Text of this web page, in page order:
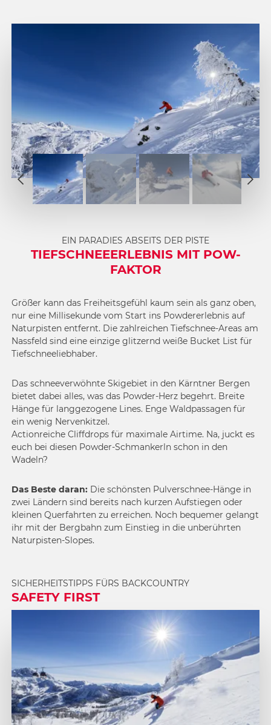
1
2
EIN PARADIES ABSEITS DER PISTE
TIEFSCHNEEERLEBNIS MIT POW-
FAKTOR
Größer kann das Freiheitsgefühl kaum sein als ganz oben,
nur eine Millisekunde vom Start ins Powdererlebnis auf
Naturpisten entfernt. Die zahlreichen Tiefschnee-Areas am
Nassfeld sind eine einzige glitzernd weiße Bucket List für
Tiefschneeliebhaber.
Das schneeverwöhnte Skigebiet in den Kärntner Bergen
bietet dabei alles, was das Powder-Herz begehrt. Breite
Hänge für langgezogene Lines. Enge Waldpassagen für
ein wenig Nervenkitzel.
Actionreiche Cliffdrops für maximale Airtime. Na, juckt es
euch bei diesen Powder-Schmankerln schon in den
Wadeln?
Das Beste daran: Die schönsten Pulverschnee-Hänge in
zwei Ländern sind bereits nach kurzen Aufstiegen oder
kleinen Querfahrten zu erreichen. Noch bequemer gelangt
ihr mit der Bergbahn zum Einstieg in die unberührten
Naturpisten-Slopes.
SICHERHEITSTIPPS FÜRS BACKCOUNTRY
SAFETY FIRST